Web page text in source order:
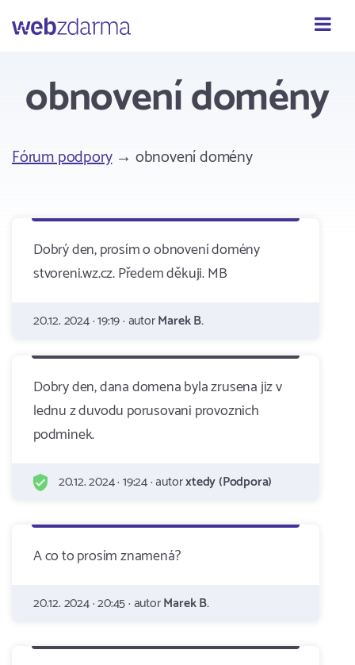
Webzdarma
obnovení domény
Fórum podpory→ obnovení domény
Dobrý den, prosím o obnovení domény
stvoreni.wz.cz. Předem děkuji. MB
20.12. 2024 · 19:19 · autorMarek B.
Dobry den, dana domena byla zrusena jiz v
lednu z duvodu porusovani provoznich
podminek.
20.12. 2024 · 19:24 · autorxtedy (Podpora)
A co to prosím znamená?
20.12. 2024 · 20:45 · autorMarek B.